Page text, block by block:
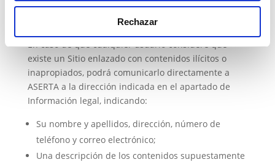
Rechazar
derechos de terceros y no hubiera procedido, con la
debida diligencia, a desactivar el enlace en cuestión.
En caso de que cualquier usuario considere que
existe un Sitio enlazado con contenidos ilícitos o
inapropiados, podrá comunicarlo directamente a
ASERTA a la dirección indicada en el apartado de
Información legal, indicando:
Su nombre y apellidos, dirección, número de
teléfono y correo electrónico;
Una descripción de los contenidos supuestamente